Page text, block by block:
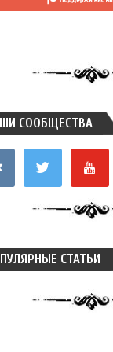
СООБЩЕСТВА
СТАТЬИ